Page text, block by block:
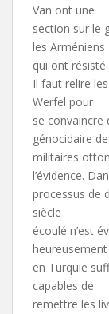
Van ont une
section sur le
les Arméniens
qui ont résisté
Il faut relire
Werfel pour
se convaincre
génocidaire
militaires
l’évidence.
processus de
siècle
écoulé n’est
en Turquie
capables de
remettre les